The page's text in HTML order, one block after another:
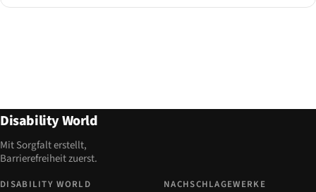
Disability World
Mit Sorgfalt erstellt,
Barrierefreiheit zuerst.
DISABILITY WORLD NACHSCHLAGEWERKE